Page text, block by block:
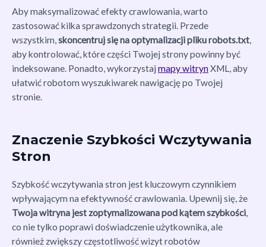
Aby maksymalizować efekty crawlowania, warto
zastosować kilka sprawdzonych strategii. Przede
wszystkim,skoncentruj się na optymalizacji pliku robots.txt,
aby kontrolować, które części Twojej strony powinny być
indeksowane. Ponadto, wykorzystaj mapy witrynXML, aby
ułatwić robotom wyszukiwarek nawigację po Twojej
stronie.
Znaczenie Szybkości Wczytywania
Stron
Szybkość wczytywania stron jest kluczowym czynnikiem
wpływającym na efektywność crawlowania. Upewnij się, że
Twoja witryna jest zoptymalizowana pod kątem szybkości
co nie tylko poprawi doświadczenie użytkownika, ale
również zwiększy częstotliwość wizyt robotów